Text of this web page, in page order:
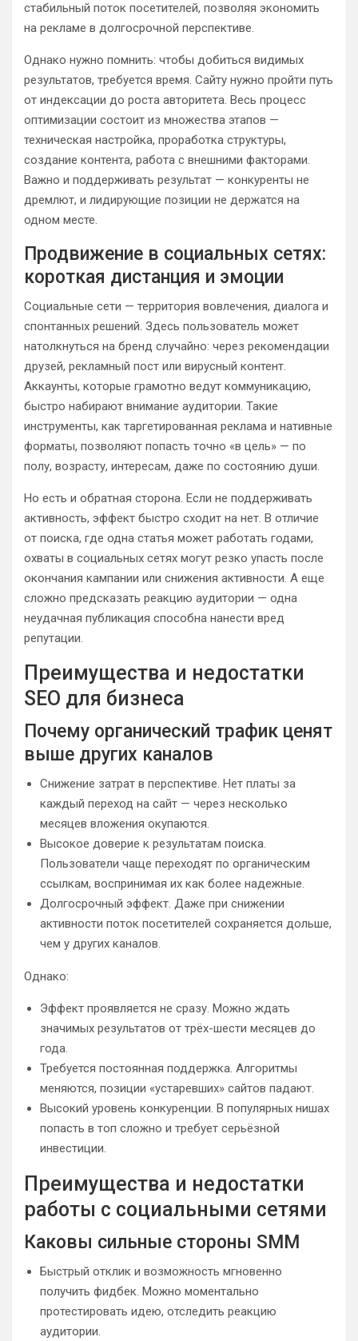
стабильный поток посетителей, позволяя экономить
на рекламе в долгосрочной перспективе.
Однако нужно помнить: чтобы добиться видимых
результатов, требуется время. Сайту нужно пройти путь
от индексации до роста авторитета. Весь процесс
оптимизации состоит из множества этапов —
техническая настройка, проработка структуры,
создание контента, работа с внешними факторами.
Важно и поддерживать результат — конкуренты не
дремлют, и лидирующие позиции не держатся на
одном месте.
Продвижение в социальных сетях:
короткая дистанция и эмоции
Социальные сети — территория вовлечения, диалога и
спонтанных решений. Здесь пользователь может
натолкнуться на бренд случайно: через рекомендации
друзей, рекламный пост или вирусный контент.
Аккаунты, которые грамотно ведут коммуникацию,
быстро набирают внимание аудитории. Такие
инструменты, как таргетированная реклама и нативные
форматы, позволяют попасть точно «в цель» — по
полу, возрасту, интересам, даже по состоянию души.
Но есть и обратная сторона. Если не поддерживать
активность, эффект быстро сходит на нет. В отличие
от поиска, где одна статья может работать годами,
охваты в социальных сетях могут резко упасть после
окончания кампании или снижения активности. А еще
сложно предсказать реакцию аудитории — одна
неудачная публикация способна нанести вред
репутации.
Преимущества и недостатки
SEO для бизнеса
Почему органический трафик ценят
выше других каналов
Снижение затрат в перспективе. Нет платы за
каждый переход на сайт — через несколько
месяцев вложения окупаются.
Высокое доверие к результатам поиска.
Пользователи чаще переходят по органическим
ссылкам, воспринимая их как более надежные.
Долгосрочный эффект. Даже при снижении
активности поток посетителей сохраняется дольше,
чем у других каналов.
Однако:
Эффект проявляется не сразу. Можно ждать
значимых результатов от трёх-шести месяцев до
года.
Требуется постоянная поддержка. Алгоритмы
меняются, позиции «устаревших» сайтов падают.
Высокий уровень конкуренции. В популярных нишах
попасть в топ сложно и требует серьёзной
инвестиции.
Преимущества и недостатки
работы с социальными сетями
Каковы сильные стороны SMM
Быстрый отклик и возможность мгновенно
получить фидбек. Можно моментально
протестировать идею, отследить реакцию
аудитории.